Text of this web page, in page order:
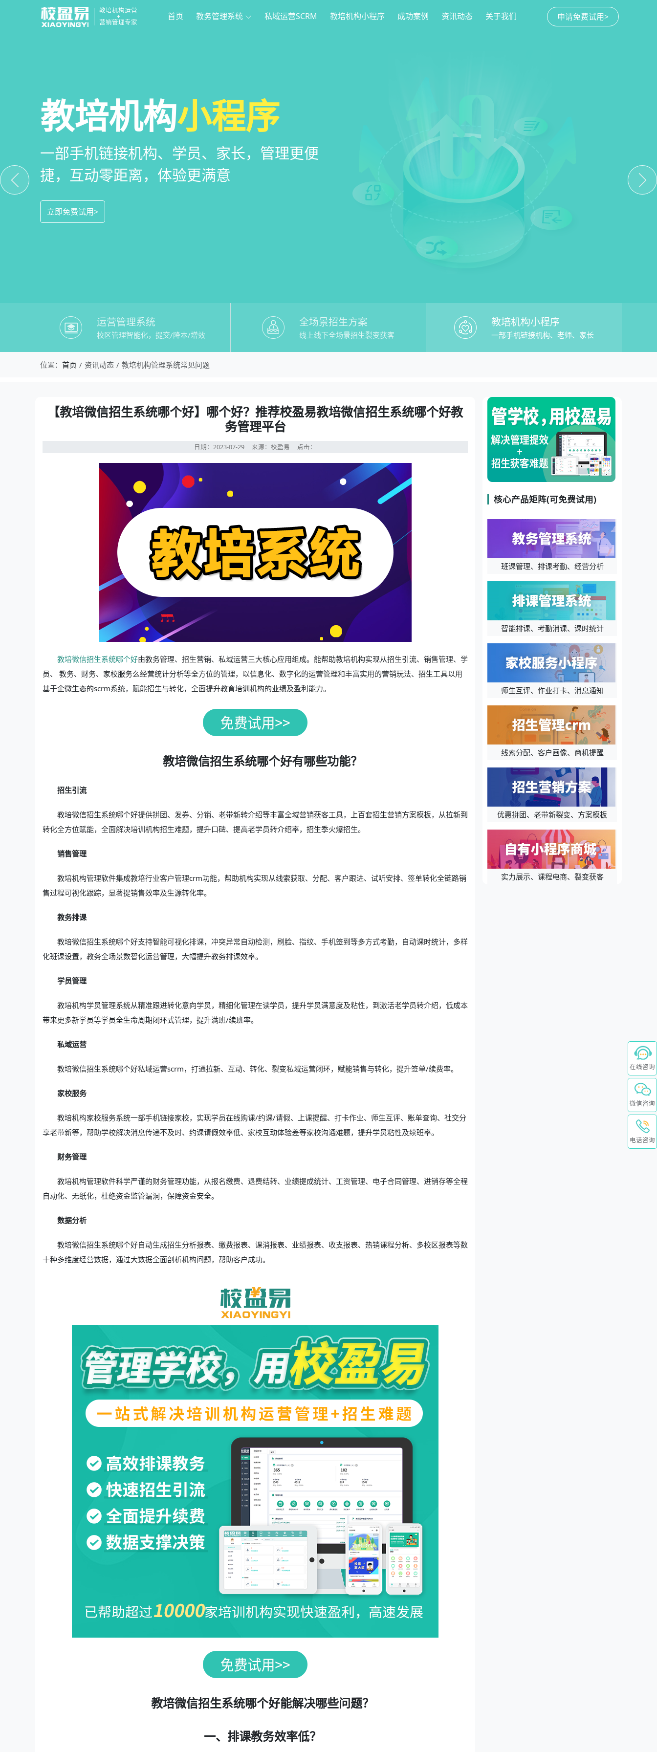
教培机构运营
+
营销管理专家
申请免费试用>
首页 教务管理系统 私域运营SCRM 教培机构小程序 成功案例 资讯动态 关于我们
校区运营管理系统
教培机构数字化全场景运营管理系统，全方
位解决学校经营管理难题
立即免费试用>
全场景招生方案
全场景招生方案+产品矩阵，帮助教育机构低
成本实现生源指数级增长
立即免费试用>
教培机构小程序
一部手机链接机构、学员、家长，管理更便
捷，互动零距离，体验更满意
立即免费试用>
运营管理系统
校区管理智能化，提交/降本/增效
全场景招生方案
线上线下全场景招生裂变获客
教培机构小程序
一部手机链接机构、老师、家长
校盈易-教培机构管理系统常见问题-【教培微信招生系统哪个好】哪个好？推荐校盈易教培微信招生系统哪个好教务管理
位置： 首页 资讯动态 教培机构管理系统常见问题
资讯详情：【教培微信招生系统哪个好】哪个好？推荐校盈易教培微信招生系统哪个好教务管理平台
【教培微信招生系统哪个好】哪个好？推荐校盈易教培微信招生系统哪个好教
务管理平台
日期：2023-07-29 来源：校盈易 点击：
教培微信招生系统哪个好由教务管理、招生营销、私域运营三大核心应用组成。能帮助教培机构实现从招生引流、销售管理、学
员、 教务、财务、家校服务么经营统计分析等全方位的管理，以信息化、数字化的运营管理和丰富实用的营销玩法、招生工具以用
基于企微生态的scrm系统，赋能招生与转化，全面提升教育培训机构的业绩及盈利能力。
教培微信招生系统哪个好有哪些功能？
招生引流
教培微信招生系统哪个好提供拼团、发券、分销、老带新转介绍等丰富全域营销获客工具，上百套招生营销方案模板，从拉新到
转化全方位赋能，全面解决培训机构招生难题，提升口碑、提高老学员转介绍率，招生季火爆招生。
销售管理
教培机构管理软件集成教培行业客户管理crm功能，帮助机构实现从线索获取、分配、客户跟进、试听安排、签单转化全链路销
售过程可视化跟踪，显著提销售效率及生源转化率。
教务排课
教培微信招生系统哪个好支持智能可视化排课，冲突异常自动检测，刷脸、指纹、手机签到等多方式考勤，自动课时统计，多样
化班课设置，教务全场景数智化运营管理，大幅提升教务排课效率。
学员管理
教培机构学员管理系统从精准跟进转化意向学员，精细化管理在读学员，提升学员满意度及粘性，到激活老学员转介绍，低成本
带来更多新学员等学员全生命周期闭环式管理，提升满班/续班率。
私域运营
教培微信招生系统哪个好私域运营scrm，打通拉新、互动、转化、裂变私域运营闭环，赋能销售与转化，提升签单/续费率。
家校服务
教培机构家校服务系统一部手机链接家校，实现学员在线购课/约课/请假、上课提醒、打卡作业、师生互评、账单查询、社交分
享老带新等，帮助学校解决消息传递不及时、约课请假效率低、家校互动体验差等家校沟通难题，提升学员粘性及续班率。
财务管理
教培机构管理软件科学严谨的财务管理功能，从报名缴费、退费结转、业绩提成统计、工资管理、电子合同管理、进销存等全程
自动化、无纸化，杜绝资金监管漏洞，保障资金安全。
数据分析
教培微信招生系统哪个好自动生成招生分析报表、缴费报表、课消报表、业绩报表、收支报表、热销课程分析、多校区报表等数
十种多维度经营数据，通过大数据全面剖析机构问题，帮助客户成功。
教培微信招生系统哪个好能解决哪些问题？
一、排课教务效率低？
核心产品矩阵(可免费试用)
班课管理、排课考勤、经营分析
智能排课、考勤消课、课时统计
师生互评、作业打卡、消息通知
线索分配、客户画像、商机提醒
优惠拼团、老带新裂变、方案模板
实力展示、课程电商、裂变获客
在线咨询
微信咨询
电话咨询